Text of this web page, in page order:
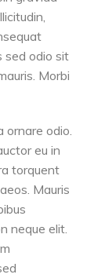
sed odio sit
Morbi
odio.
eu in
torquent
Mauris
neque elit.